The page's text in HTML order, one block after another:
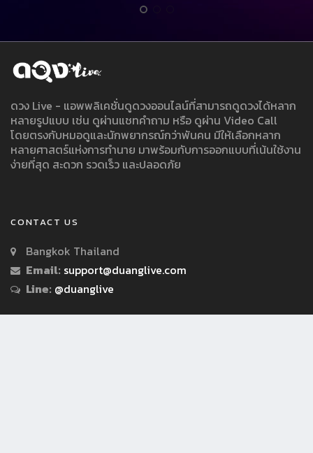
ดวง Live - แอพพลิเคชั่นดูดวงออนไลน์ที่สามารถดูดวงได้หลาก
หลายรูปแบบ เช่น ดูผ่านแชทคำถาม หรือ ดูผ่าน Video Call
โดยตรงกับหมอดูและนักพยากรณ์กว่าพันคน มีให้เลือกหลาก
หลายศาสตร์แห่งการทำนาย มาพร้อมกับการออกแบบที่เน้นใช้งาน
ง่ายที่สุด สะดวก รวดเร็ว และปลอดภัย
CONTACT US
Bangkok Thailand
Email: support@duanglive.com
Line: @duanglive